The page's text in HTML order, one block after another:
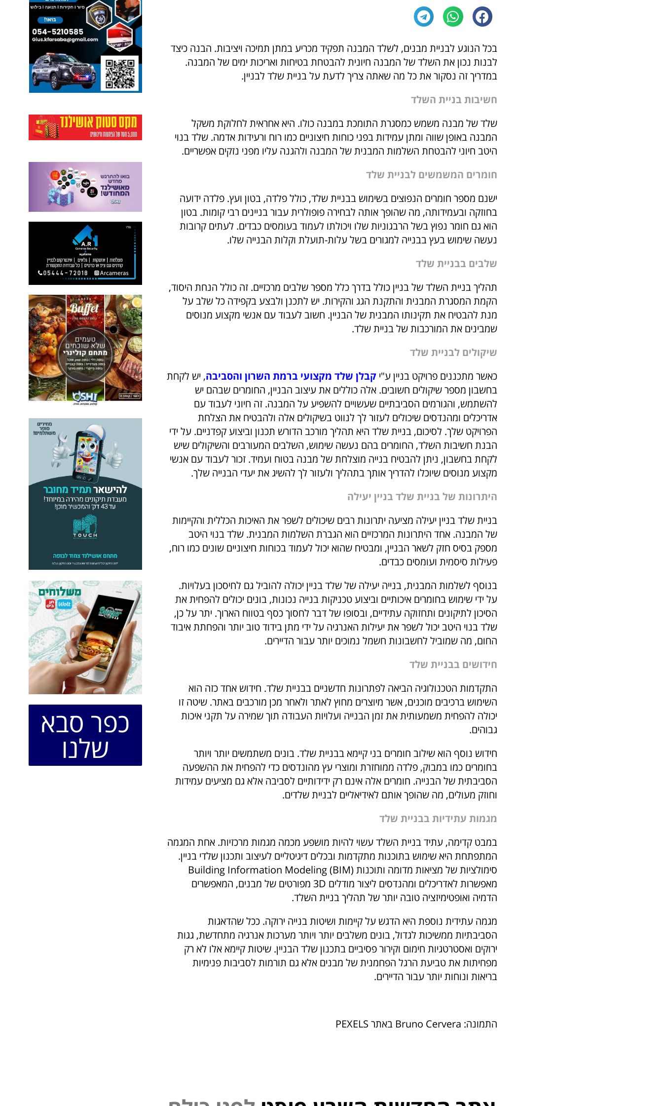
בכל הנוגע לבניית מבנים, לשלד המבנה תפקיד מכריע במתן תמיכה ויציבות. הבנה כיצד
לבנות נכון את השלד של המבנה חיונית להבטחת בטיחות ואריכות ימים של המבנה.
במדריך זה נסקור את כל מה שאתה צריך לדעת על בניית שלד לבניין.
חשיבות בניית השלד
שלד של מבנה משמש כמסגרת התומכת במבנה כולו. היא אחראית לחלוקת משקל
המבנה באופן שווה ומתן עמידות בפני כוחות חיצוניים כמו רוח ורעידות אדמה. שלד בנוי
היטב חיוני להבטחת השלמות המבנית של המבנה ולהגנה עליו מפני נזקים אפשריים.
חומרים המשמשים לבניית שלד
ישנם מספר חומרים הנפוצים בשימוש בבניית שלד, כולל פלדה, בטון ועץ. פלדה ידועה
בחוזקה ובעמידותה, מה שהופך אותה לבחירה פופולרית עבור בניינים רבי קומות. בטון
הוא גם חומר נפוץ בשל הרבגוניות שלו ויכולתו לעמוד בעומסים כבדים. לעתים קרובות
נעשה שימוש בעץ בבנייה למגורים בשל עלות-תועלת וקלות הבנייה שלו.
שלבים בבניית שלד
תהליך בניית השלד של בניין כולל בדרך כלל מספר שלבים מרכזיים. זה כולל הנחת היסוד,
הקמת המסגרת המבנית והתקנת הגג והקירות. יש לתכנן ולבצע בקפידה כל שלב על
מנת להבטיח את תקינותו המבנית של הבניין. חשוב לעבוד עם אנשי מקצוע מנוסים
שמבינים את המורכבות של בניית שלד.
שיקולים לבניית שלד
כאשר מתכננים פרויקט בניין ע"י קבלן שלד מקצועי ברמת השרון והסביבה, יש לקחת
בחשבון מספר שיקולים חשובים. אלה כוללים את עיצוב הבניין, החומרים שבהם יש
להשתמש, והגורמים הסביבתיים שעשויים להשפיע על המבנה. זה חיוני לעבוד עם
אדריכלים ומהנדסים שיכולים לעזור לך לנווט בשיקולים אלה ולהבטיח את הצלחת
הפרויקט שלך. לסיכום, בניית שלד היא תהליך מורכב הדורש תכנון וביצוע קפדניים. על ידי
הבנת חשיבות השלד, החומרים בהם נעשה שימוש, השלבים המעורבים והשיקולים שיש
לקחת בחשבון, ניתן להבטיח בנייה מוצלחת של מבנה בטוח ועמיד. זכור לעבוד עם אנשי
מקצוע מנוסים שיוכלו להדריך אותך בתהליך ולעזור לך להשיג את יעדי הבנייה שלך.
היתרונות של בניית שלד בניין יעילה
בניית שלד בניין יעילה מציעה יתרונות רבים שיכולים לשפר את האיכות הכללית והקיימות
של המבנה. אחד היתרונות המרכזיים הוא הגברת השלמות המבנית. שלד בנוי היטב
מספק בסיס חזק לשאר הבניין, ומבטיח שהוא יכול לעמוד בכוחות חיצוניים שונים כמו רוח,
פעילות סיסמית ועומסים כבדים.
בנוסף לשלמות המבנית, בנייה יעילה של שלד בניין יכולה להוביל גם לחיסכון בעלויות.
על ידי שימוש בחומרים איכותיים וביצוע טכניקות בנייה נכונות, בונים יכולים להפחית את
הסיכון לתיקונים ותחזוקה עתידיים, ובסופו של דבר לחסוך כסף בטווח הארוך. יתר על כן,
שלד בנוי היטב יכול לשפר את יעילות האנרגיה על ידי מתן בידוד טוב יותר והפחתת איבוד
החום, מה שמוביל לחשבונות חשמל נמוכים יותר עבור הדיירים.
חידושים בבניית שלד
התקדמות הטכנולוגיה הביאה לפתרונות חדשניים בבניית שלד. חידוש אחד כזה הוא
השימוש ברכיבים מוכנים, אשר מיוצרים מחוץ לאתר ולאחר מכן מורכבים באתר. שיטה זו
יכולה להפחית משמעותית את זמן הבנייה ועלויות העבודה תוך שמירה על תקני איכות
גבוהים.
חידוש נוסף הוא שילוב חומרים בני קיימא בבניית שלד. בונים משתמשים יותר ויותר
בחומרים כמו במבוק, פלדה ממוחזרת ומוצרי עץ מהונדסים כדי להפחית את ההשפעה
הסביבתית של הבנייה. חומרים אלה אינם רק ידידותיים לסביבה אלא גם מציעים עמידות
וחוזק מעולים, מה שהופך אותם לאידיאליים לבניית שלדים.
מגמות עתידיות בבניית שלד
במבט קדימה, עתיד בניית השלד עשוי להיות מושפע מכמה מגמות מרכזיות. אחת המגמה
המתפתחת היא שימוש בתוכנות מתקדמות ובכלים דיגיטליים לעיצוב ותכנון שלדי בניין.
סימולציות של מציאות מדומה ותוכנות Building Information Modeling (BIM)
מאפשרות לאדריכלים ומהנדסים ליצור מודלים 3D מפורטים של מבנים, המאפשרים
הדמיה ואופטימיזציה טובה יותר של תהליך בניית השלד.
מגמה עתידית נוספת היא הדגש על קיימות ושיטות בנייה ירוקה. ככל שהדאגות
הסביבתיות ממשיכות לגדול, בונים משלבים יותר ויותר מערכות אנרגיה מתחדשת, גגות
ירוקים ואסטרטגיות חימום וקירור פסיביים בתכנון שלד הבניין. שיטות קיימא אלו לא רק
מפחיתות את טביעת הרגל הפחמנית של מבנים אלא גם תורמות לסביבות פנימיות
בריאות ונוחות יותר עבור הדיירים.
התמונה: Bruno Cervera באתר PEXELS
כפר סבא
שלנו